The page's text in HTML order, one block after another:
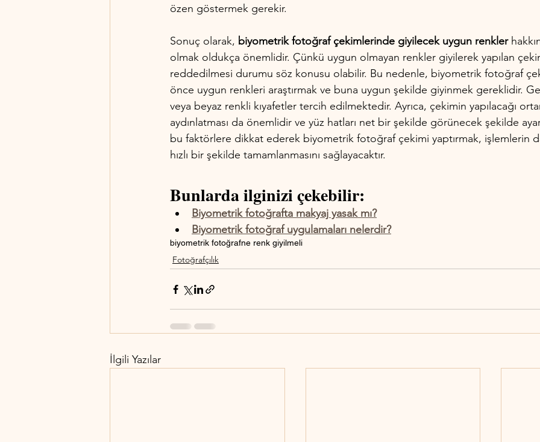
özen göstermek gerekir.
Sonuç olarak, biyometrik fotoğraf çekimlerinde giyilecek uygun renkler
olmak oldukça önemlidir. Çünkü uygun olmayan renkler giyilerek yapılan
reddedilmesi durumu söz konusu olabilir. Bu nedenle, biyometrik fotoğraf
önce uygun renkleri araştırmak ve buna uygun şekilde giyinmek gereklidir.
veya beyaz renkli kıyafetler tercih edilmektedir. Ayrıca, çekimin yapılacağı
aydınlatması da önemlidir ve yüz hatları net bir şekilde görünecek şekilde
bu faktörlere dikkat ederek biyometrik fotoğraf çekimi yaptırmak, işlemlerin
hızlı bir şekilde tamamlanmasını sağlayacaktır.
Bunlarda ilginizi çekebilir:
Biyometrik fotoğrafta makyaj yasak mı?
Biyometrik fotoğraf uygulamaları nelerdir?
biyometrik fotoğrafne renk giyilmeli
Fotoğrafçılık
İlgili Yazılar